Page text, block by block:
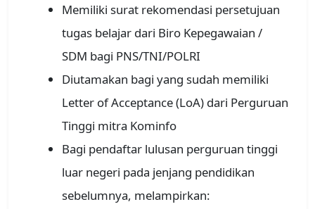
Memiliki surat rekomendasi persetujuan
tugas belajar dari Biro Kepegawaian /
SDM bagi PNS/TNI/POLRI
Diutamakan bagi yang sudah memiliki
Letter of Acceptance (LoA) dari Perguruan
Tinggi mitra Kominfo
Bagi pendaftar lulusan perguruan tinggi
luar negeri pada jenjang pendidikan
sebelumnya, melampirkan: